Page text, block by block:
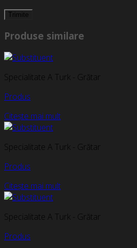
Produse similare
Specialitate A Turk - Grătar
Produs
Citește mai mult
Specialitate A Turk - Grătar
Produs
Citește mai mult
Specialitate A Turk - Grătar
Produs